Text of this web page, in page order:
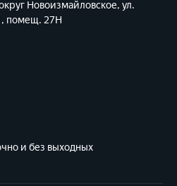
Новоизмайловское, ул.
помещ. 27Н
и без выходных